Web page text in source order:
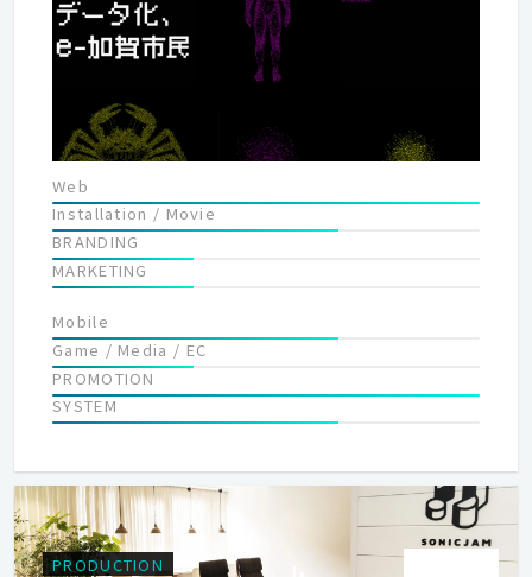
MASKMANが大切にしているのは、まさにその魂です。 企画で、
技術で、デザインで、世界を面白くしたい人。「こういうものが
あったらいいな！」と、ムクムクと想像力を働かせ、全力投球で
トにやってみる！精神で、楽しんでチャレンジする人。 そして、
つくることが好きで、好きで、大好きで、たまらないあなたへ。
を組み、みんながワクワクできるクリエイションを生みだしまし
ょう。
Web
Installation / Movie
BRANDING
MARKETING
Mobile
Game / Media / EC
PROMOTION
SYSTEM
PRODUCTION